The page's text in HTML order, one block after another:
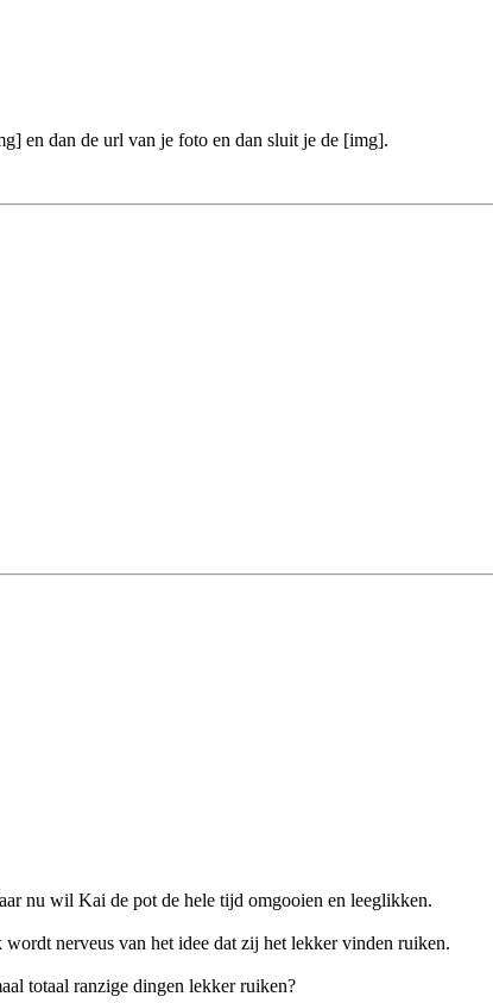
en dan de url van je foto en dan sluit je de [img].
nu wil Kai de pot de hele tijd omgooien en leeglikken.
nerveus van het idee dat zij het lekker vinden ruiken.
totaal ranzige dingen lekker ruiken?